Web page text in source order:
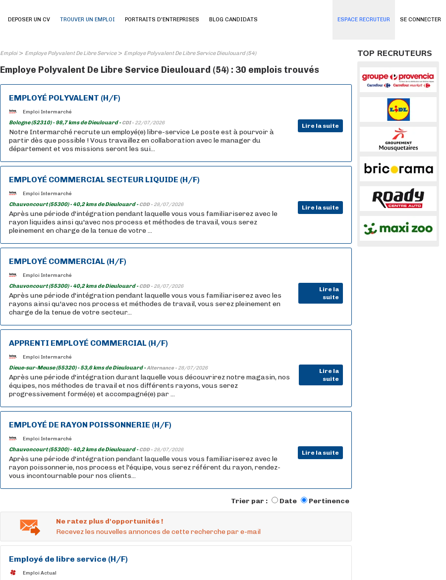
SE CONNECTER
DEPOSER UN CV TROUVER UN EMPLOI PORTRAITS D'ENTREPRISES BLOG CANDIDATS ESPACE RECRUTEUR
Emploi> Employe Polyvalent De Libre Service> Employe Polyvalent De Libre Service Dieulouard (54)
Employe Polyvalent De Libre Service Dieulouard (54) : 30 emplois trouvés
EMPLOYÉ POLYVALENT (H/F)
Emploi Intermarché
Bologne (52310) - 98,7 kms de Dieulouard -CDI - 22/07/2026 Lire la suite
Notre Intermarché recrute un employé(e) libre-service Le poste est à pourvoir à
partir dès que possible ! Vous travaillez en collaboration avec le manager du
département et vos missions seront les sui...
EMPLOYÉ COMMERCIAL SECTEUR LIQUIDE (H/F)
Emploi Intermarché
Chauvoncourt (55300) - 40,2 kms de Dieulouard -CDD - 28/07/2026 Lire la suite
Après une période d'intégration pendant laquelle vous vous familiariserez avec le
rayon liquides ainsi qu'avec nos process et méthodes de travail, vous serez
pleinement en charge de la tenue de votre ...
EMPLOYÉ COMMERCIAL (H/F)
Emploi Intermarché
Chauvoncourt (55300) - 40,2 kms de Dieulouard -CDD - 28/07/2026
Lire la
suite
Après une période d'intégration pendant laquelle vous vous familiariserez avec les
rayons ainsi qu'avec nos process et méthodes de travail, vous serez pleinement en
charge de la tenue de votre secteur...
APPRENTI EMPLOYÉ COMMERCIAL (H/F)
Emploi Intermarché
Dieue-sur-Meuse (55320) - 53,6 kms de Dieulouard -Alternance - 28/07/2026
Lire la
suite
Après une période d'intégration durant laquelle vous découvrirez notre magasin, nos
équipes, nos méthodes de travail et nos différents rayons, vous serez
progressivement formé(e) et accompagné(e) par ...
EMPLOYÉ DE RAYON POISSONNERIE (H/F)
Emploi Intermarché
Chauvoncourt (55300) - 40,2 kms de Dieulouard -CDD - 28/07/2026 Lire la suite
Après une période d'intégration pendant laquelle vous vous familiariserez avec le
rayon poissonnerie, nos process et l'équipe, vous serez référent du rayon, rendez-
vous incontournable pour nos clients...
Trier par : Date Pertinence
Ne ratez plus d'opportunités !
Recevez les nouvelles annonces de cette recherche par e-mail
Employé de libre service (H/F)
Emploi Actual
TOP RECRUTEURS